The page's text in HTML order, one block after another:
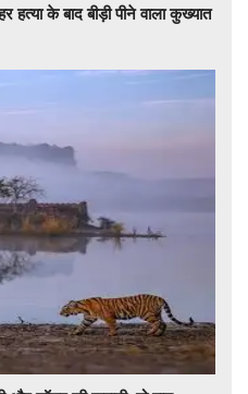
के बाद बीड़ी पीने वाला कुख्यात